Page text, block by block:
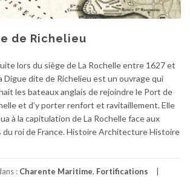
de Richelieu
lors du siège de La Rochelle entre 1627 et
Digue dite de Richelieu est un ouvrage qui
les bateaux anglais de rejoindre le Port de
et d’y porter renfort et ravitaillement. Elle
à la capitulation de La Rochelle face aux
du roi de France. Histoire Architecture Histoire
: Charente Maritime, Fortifications